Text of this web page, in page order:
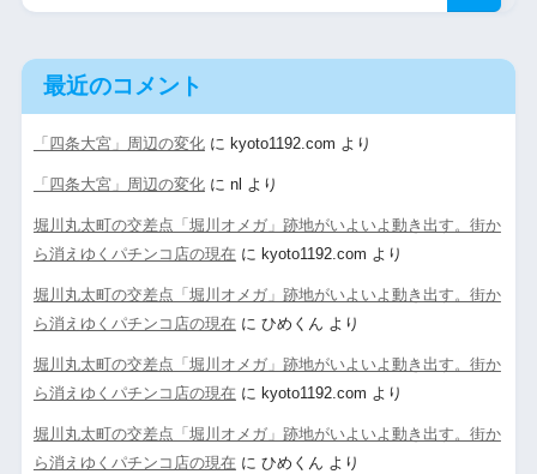
最近のコメント
「四条大宮」周辺の変化に kyoto1192.com より
「四条大宮」周辺の変化に nl より
堀川丸太町の交差点「堀川オメガ」跡地がいよいよ動き出す。街か
ら消えゆくパチンコ店の現在 に kyoto1192.com より
堀川丸太町の交差点「堀川オメガ」跡地がいよいよ動き出す。街か
ら消えゆくパチンコ店の現在 に ひめくん より
堀川丸太町の交差点「堀川オメガ」跡地がいよいよ動き出す。街か
ら消えゆくパチンコ店の現在 に kyoto1192.com より
堀川丸太町の交差点「堀川オメガ」跡地がいよいよ動き出す。街か
ら消えゆくパチンコ店の現在 に ひめくん より